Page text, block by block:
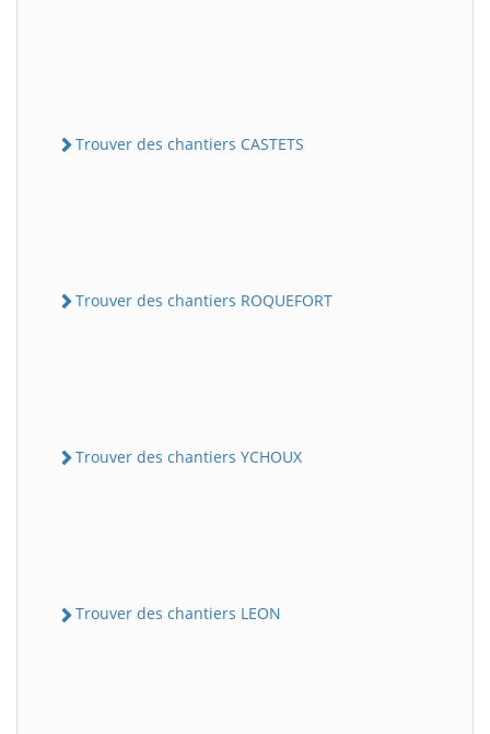
Trouver des chantiers CASTETS
Trouver des chantiers ROQUEFORT
Trouver des chantiers YCHOUX
Trouver des chantiers LEON